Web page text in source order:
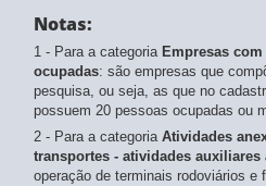
Notas:
1 - Para a categoria Empresas
ocupadas: são empresas que
pesquisa, ou seja, as que no
possuem 20 pessoas ocupadas ou
2 - Para a categoria Atividades
transportes - atividades
operação de terminais rodoviários e